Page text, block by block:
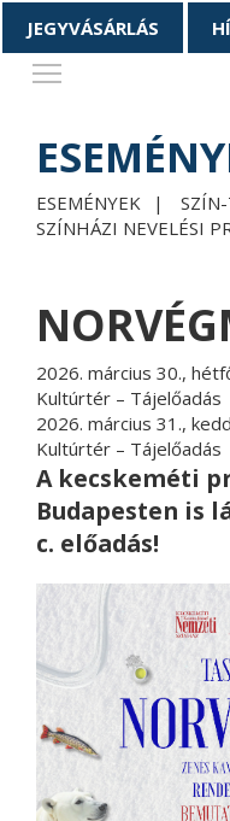
JEGYVÁSÁRLÁS
ESEMÉNYEK
SZÍNHÁZI NEVELÉSI
2026. március 30.,
Kultúrtér – Tájelőadás
2026. március 31.,
Kultúrtér – Tájelőadás
A kecskeméti
Budapesten is
c. előadás!